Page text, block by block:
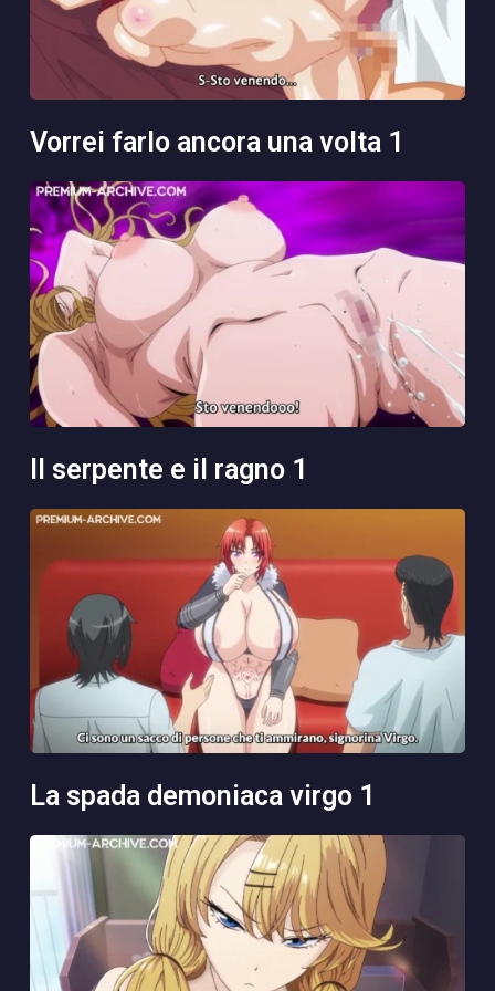
vorrei farlo ancora una volta 1
il serpente e il ragno 1
la spada demoniaca virgo 1